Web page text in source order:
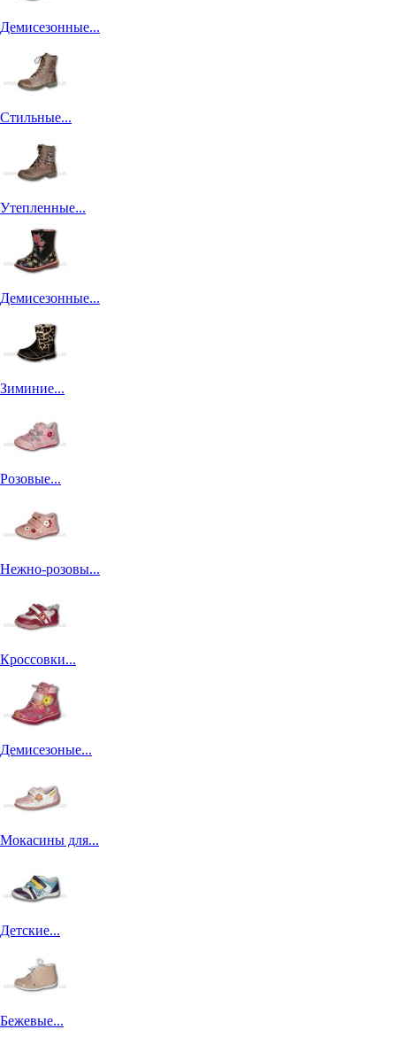
Демисезонные...
Стильные...
Утепленные...
Демисезонные...
Зиминие...
Розовые...
Нежно-розовы...
Кроссовки...
Демисезоные...
Мокасины для...
Детские...
Бежевые...